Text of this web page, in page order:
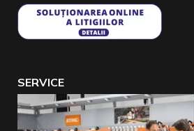
SERVICE